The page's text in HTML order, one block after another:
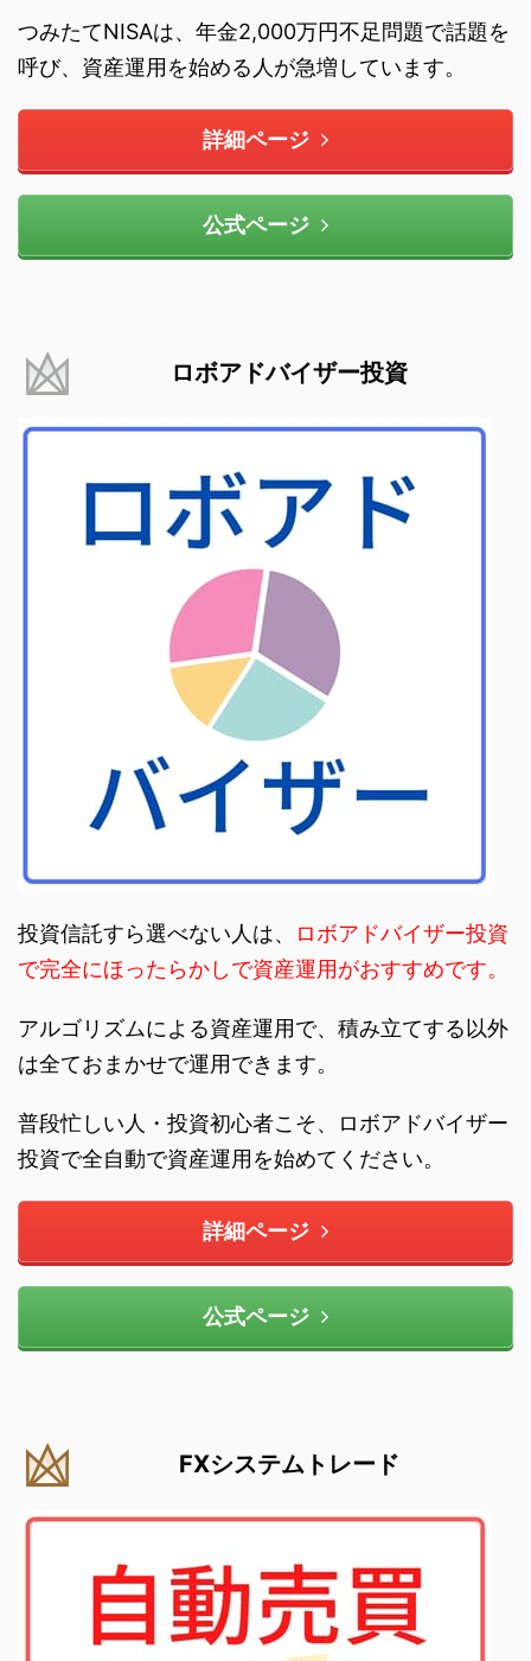
つみたてNISAは、年金2,000万円不足問題で話題を
呼び、資産運用を始める人が急増しています。
詳細ページ
公式ページ
ロボアドバイザー投資
投資信託すら選べない人は、
ロボアドバイザー投資
で完全にほったらかしで資産運用がおすすめです。
アルゴリズムによる資産運用で、積み立てする以外
は全ておまかせで運用できます。
普段忙しい人・投資初心者こそ、ロボアドバイザー
投資で全自動で資産運用を始めてください。
詳細ページ
公式ページ
FXシステムトレード